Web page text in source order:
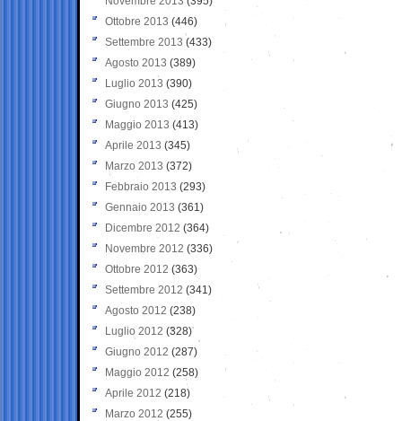
Ottobre 2013 (446)
Settembre 2013 (433)
Agosto 2013 (389)
Luglio 2013 (390)
Giugno 2013 (425)
Maggio 2013 (413)
Aprile 2013 (345)
Marzo 2013 (372)
Febbraio 2013 (293)
Gennaio 2013 (361)
Dicembre 2012 (364)
Novembre 2012 (336)
Ottobre 2012 (363)
Settembre 2012 (341)
Agosto 2012 (238)
Luglio 2012 (328)
Giugno 2012 (287)
Maggio 2012 (258)
Aprile 2012 (218)
Marzo 2012 (255)